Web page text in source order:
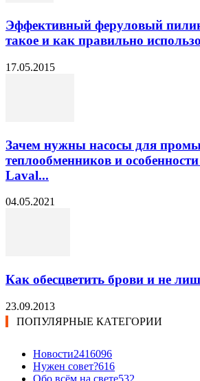
Эффективный феруловый
такое и как правильно
17.05.2015
Зачем нужны насосы для
теплообменников и
Laval...
04.05.2021
Как обесцветить брови и не
23.09.2013
ПОПУЛЯРНЫЕ КАТЕГОРИИ
Новости2416096
Нужен совет?616
Обо всём на свете532